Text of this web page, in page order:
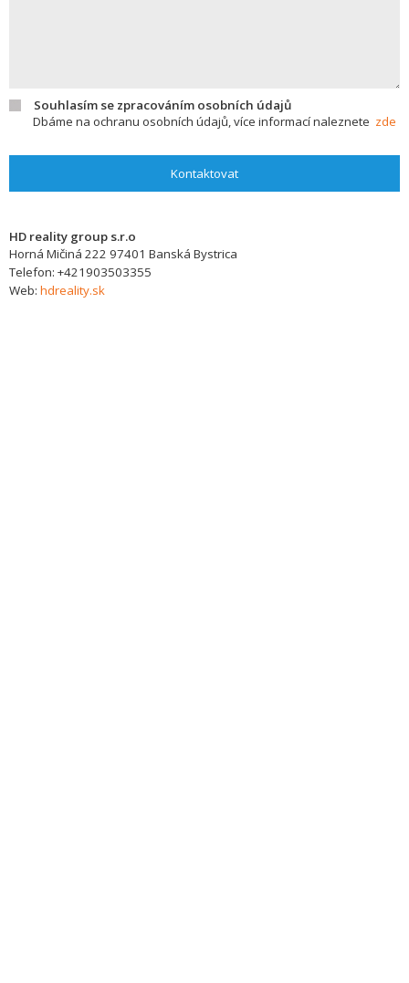
Souhlasím se zpracováním osobních údajů
Dbáme na ochranu osobních údajů, více informací naleznete zde
Kontaktovat
HD reality group s.r.o
Horná Mičiná 222 97401 Banská Bystrica
Telefon: +421903503355
Web: hdreality.sk